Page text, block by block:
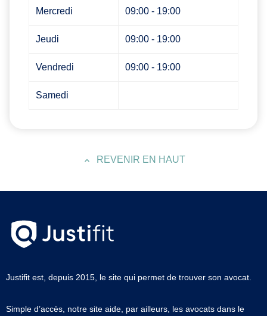
Mercredi 09:00 - 19:00
Jeudi 09:00 - 19:00
Vendredi 09:00 - 19:00
Samedi
REVENIR EN HAUT
Justifit est, depuis 2015, le site qui permet de trouver son avocat.
Simple d’accès, notre site aide, par ailleurs, les avocats dans le